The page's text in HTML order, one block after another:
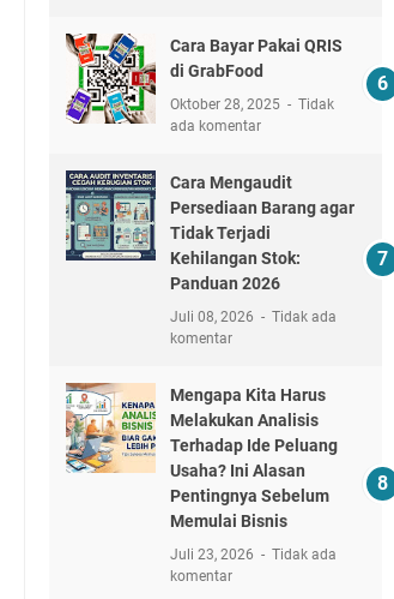
Cara Bayar Pakai QRIS
di GrabFood
Oktober 28, 2025
Tidak
ada komentar
Cara Mengaudit
Persediaan Barang agar
Tidak Terjadi
Kehilangan Stok:
Panduan 2026
Juli 08, 2026
Tidak ada
komentar
Mengapa Kita Harus
Melakukan Analisis
Terhadap Ide Peluang
Usaha? Ini Alasan
Pentingnya Sebelum
Memulai Bisnis
Juli 23, 2026
Tidak ada
komentar